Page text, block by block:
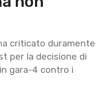
criticato duramente
per la decisione di
gara-4 contro i